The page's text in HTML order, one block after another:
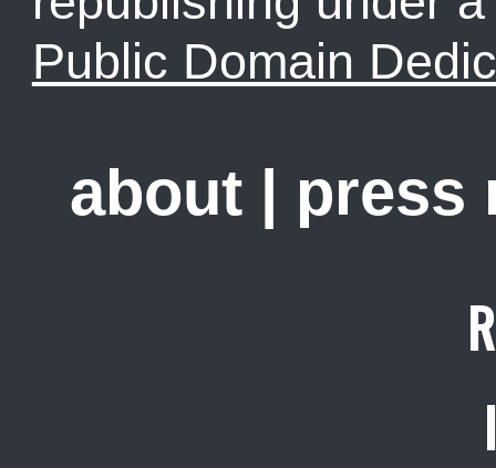
Public Domain
about | press